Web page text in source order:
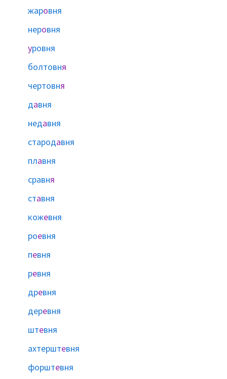
жаровня
неровня
уровня
болтовня
чертовня
давня
недавня
стародавня
плавня
сравня
ставня
кожевня
роевня
певня
ревня
древня
деревня
штевня
ахтерштевня
форштевня